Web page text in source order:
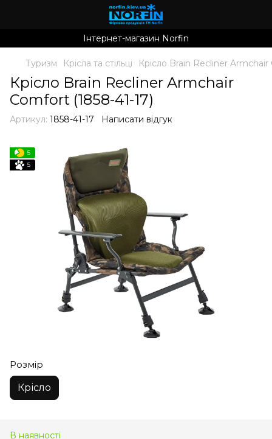
Інтернет-магазин Norfin
Туризм Крісла та стільці Крісло Brain Recliner
Крісло Brain Recliner Armchair
Comfort (1858-41-17)
Артикул: 1858-41-17 Написати відгук
5
5
Розмір
Крісло
В наявності